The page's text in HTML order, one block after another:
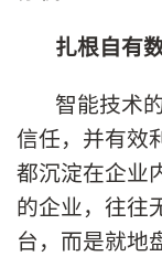
扎根自有
智能技术
信任，并有效
都沉淀在企业
的企业，往往
台，而是就地